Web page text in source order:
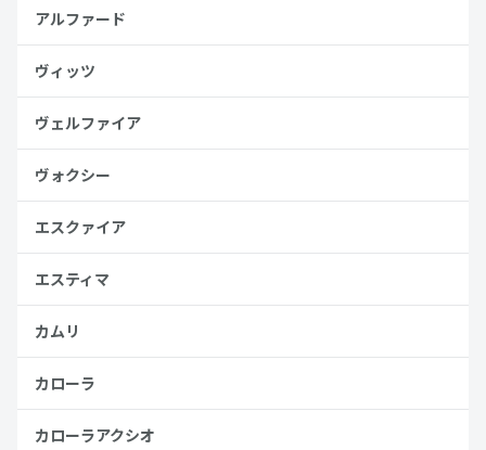
アルファード
ヴィッツ
ヴェルファイア
ヴォクシー
エスクァイア
エスティマ
カムリ
カローラ
カローラアクシオ